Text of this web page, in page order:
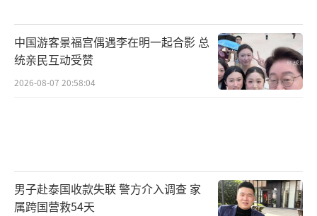
中国游客景福宫偶遇李在明一起合影 总
统亲民互动受赞
2026-08-07 20:58:04
男子赴泰国收款失联 警方介入调查 家
属跨国营救54天